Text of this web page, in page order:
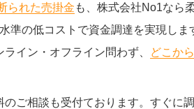
られた売掛金 も、株式会社No1なら
準の低コストで資金調達を実現しま
イン・オフライン問わず、
どこか
のご相談も受付ております。すぐに